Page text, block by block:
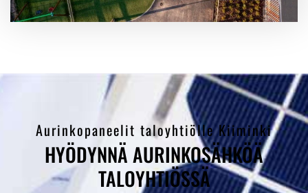
Aurinkopaneelit taloyhtiölle Kiiminki
HYÖDYNNÄ AURINKOSÄHKÖÄ
TALOYHTIÖSSÄ